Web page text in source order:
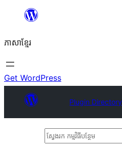
content
ភាសា​ខ្មែរ
Get WordPress
Plugin Directory
ស្វែងរក